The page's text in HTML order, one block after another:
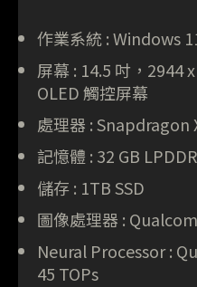
作業系統 : Windows
屏幕 : 14.5 吋，2944
OLED 觸控屏幕
處理器 : Snapdragon
記憶體 : 32 GB
儲存 : 1TB SSD
圖像處理器 :
Neural Processor :
45 TOPs